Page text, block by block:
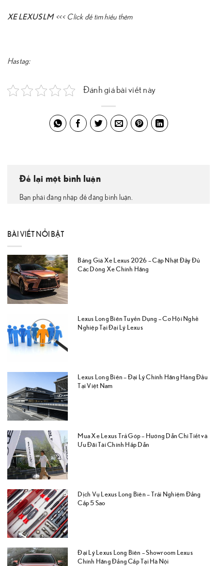
XE LEXUS LM <<< Click để tìm hiểu thêm
Hastag:
Đánh giá bài viết này
Để lại một bình luận
Bạn phải đăng nhập để đăng bình luận.
BÀI VIẾT NỔI BẬT
Bảng Giá Xe Lexus 2026 – Cập Nhật Đầy Đủ
Các Dòng Xe Chính Hãng
Lexus Long Biên Tuyển Dụng – Cơ Hội Nghề
Nghiệp Tại Đại Lý Lexus
Lexus Long Biên – Đại Lý Chính Hãng Hàng Đầu
Tại Việt Nam
Mua Xe Lexus Trả Góp – Hướng Dẫn Chi Tiết và
Ưu Đãi Tài Chính Hấp Dẫn
Dịch Vụ Lexus Long Biên – Trải Nghiệm Đẳng
Cấp 5 Sao
Đại Lý Lexus Long Biên – Showroom Lexus
Chính Hãng Đẳng Cấp Tại Hà Nội